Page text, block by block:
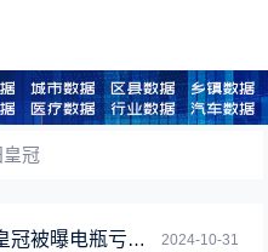
冠
2024-10-31
电成通病 车主：4S店给了个搭电宝 让自己搭电